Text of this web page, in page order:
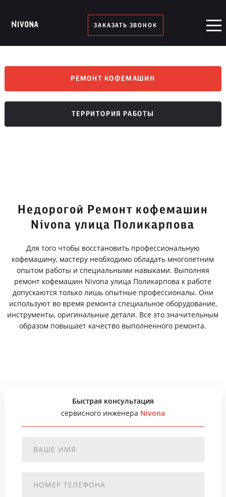
ЗАКАЗАТЬ ЗВОНОК
РЕМОНТ КОФЕМАШИН
ТЕРРИТОРИЯ РАБОТЫ
Недорогой Ремонт кофемашин
Nivona улица Поликарпова
Для того чтобы восстановить профессиональную
кофемашину, мастеру необходимо обладать многолетним
опытом работы и специальными навыками. Выполняя
ремонт кофемашин Nivona улица Поликарпова к работе
допускаются только лишь опытные профессионалы. Они
используют во время ремонта специальное оборудование,
инструменты, оригинальные детали. Все это значительным
образом повышает качество выполненного ремонта.
Быстрая консультация
сервисного инженера Nivona